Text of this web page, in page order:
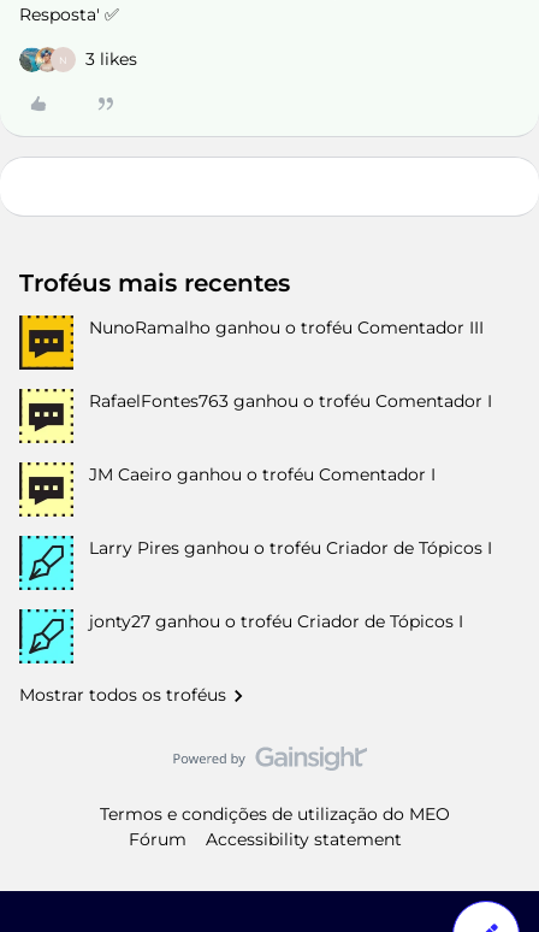
Resposta' ✅
N 3 likes
Troféus mais recentes
NunoRamalho ganhou o troféu Comentador III
RafaelFontes763 ganhou o troféu Comentador I
JM Caeiro ganhou o troféu Comentador I
Larry Pires ganhou o troféu Criador de Tópicos I
jonty27 ganhou o troféu Criador de Tópicos I
Mostrar todos os troféus
Termos e condições de utilização do MEO
Fórum
Accessibility statement